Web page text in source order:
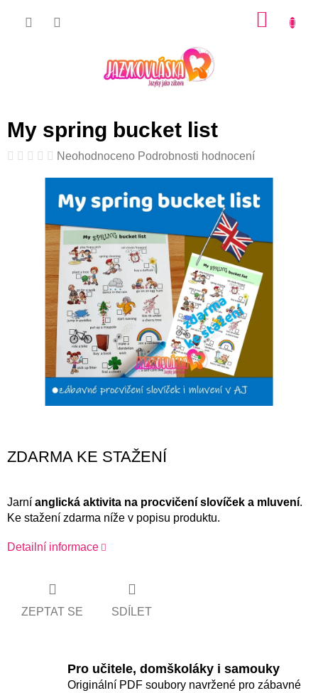
My spring bucket list
Průměrné
produktu
0,0
z
5
hvězdiček.
Neohodnoceno Podrobnosti hodnocení
cena:
ZDARMA KE STAŽENÍ
Jarní anglická aktivita na procvičení slovíček a mluvení.
Ke stažení zdarma níže v popisu produktu.
Detailní informace
ZEPTAT SE SDÍLET
Pro učitele, domškoláky i samouky
Originální PDF soubory navržené pro zábavné